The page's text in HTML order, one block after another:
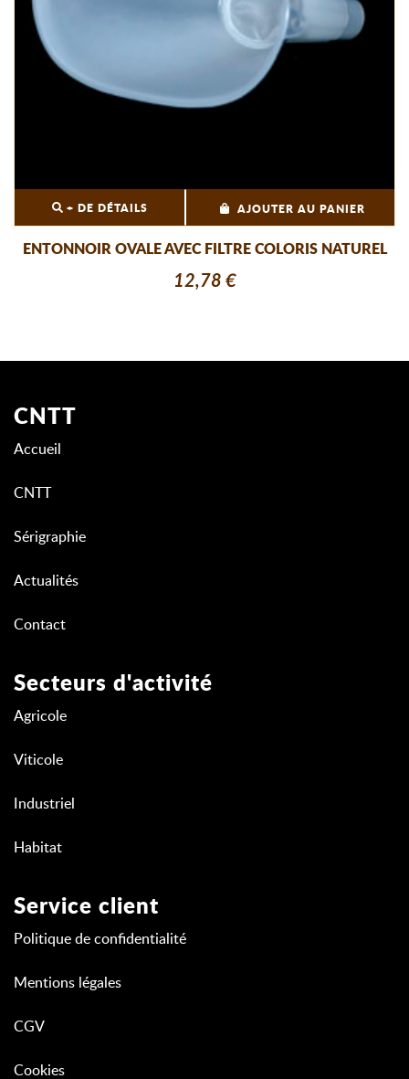
+ DE DÉTAILS AJOUTER AU PANIER
ENTONNOIR OVALE AVEC FILTRE COLORIS NATUREL
12,78 €
CNTT
Accueil
CNTT
Sérigraphie
Actualités
Contact
Secteurs d'activité
Agricole
Viticole
Industriel
Habitat
Service client
Politique de confidentialité
Mentions légales
CGV
Cookies